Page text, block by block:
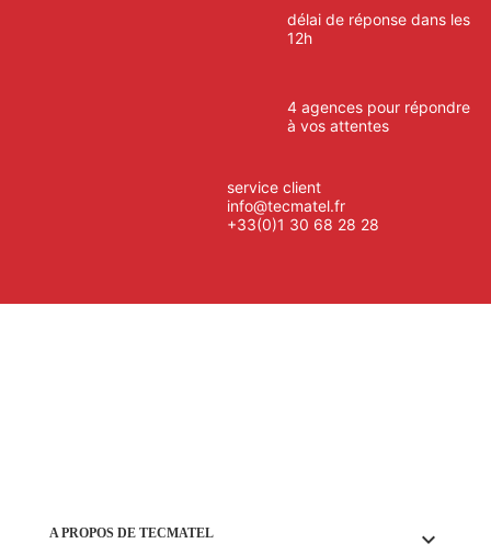
délai de réponse dans les
12h
4 agences pour répondre
à vos attentes
service client
info@tecmatel.fr
+33(0)1 30 68 28 28
A PROPOS DE TECMATEL keyboard_arrow_down